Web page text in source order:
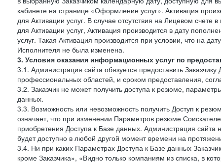
кабинете на странице «Оформление услуг». Активация
для Активации услуг. В случае отсутствия на Лицевом
для Активации услуг, Активация производится в дату
услуг. Такая Активация производится при условии, что на
Исполнителя не была изменена.
3. Условия оказания информационных услуг по
3.1. Администрация сайта обязуется предоставить
профессиональных областей, и сроком предоставления,
3.2. Заказчик не может получить доступа к резюме,
данных.
3.3. Возможность или невозможность получить Доступ к
означает, что при изменении Параметров резюме
приобретения Доступа к Базе данных. Администрация
будет доступно в любой другой момент времени на
3.4. Ни при каких Параметрах Доступа к Базе данных
кроме Заказчика», «Видно только компаниям из списка, в